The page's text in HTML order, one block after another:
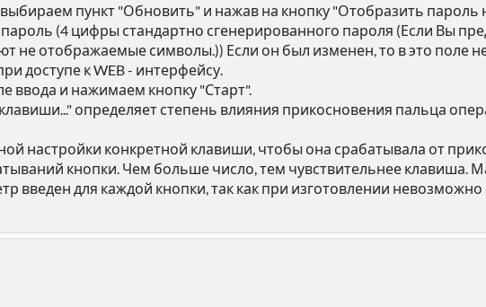
пункт "Обновить" и нажав на кнопку "Отобразить пароль
(4 цифры стандартно сгенерированного пароля (Если Вы
не отображаемые символы.)) Если он был изменен, то в это поле
доступе к WEB - интерфейсу.
ввода и нажимаем кнопку "Старт".
определяет степень влияния прикосновения пальца
настройки конкретной клавиши, чтобы она срабатывала от
кнопки. Чем больше число, тем чувствительнее клавиша.
введен для каждой кнопки, так как при изготовлении невозможно